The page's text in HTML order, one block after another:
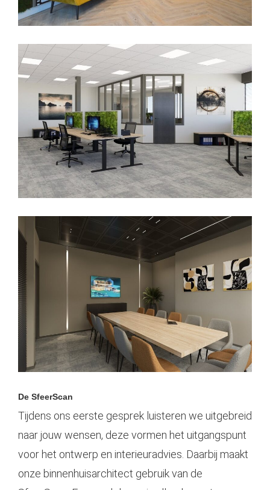
De SfeerScan
Tijdens ons eerste gesprek luisteren we uitgebreid
naar jouw wensen, deze vormen het uitgangspunt
voor het ontwerp en interieuradvies. Daarbij maakt
onze binnenhuisarchitect gebruik van de